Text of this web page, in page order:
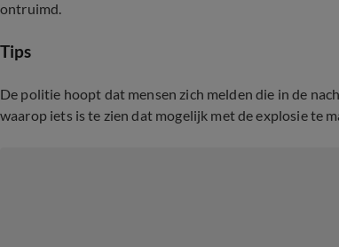
ontruimd.
Tips
De politie hoopt dat mensen zich melden die in de
waarop iets is te zien dat mogelijk met de explosie te